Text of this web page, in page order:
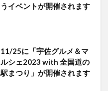
うイベントが開催されます
11/25に「宇佐グルメ＆マ
ルシェ2023 with 全国道の
駅まつり」が開催されます